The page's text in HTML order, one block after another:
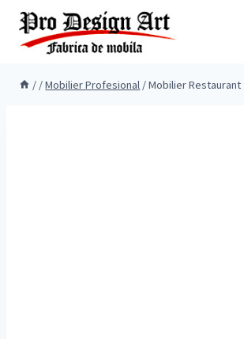
Skip
content
/ /Mobilier Profesional /Mobilier Restaurant